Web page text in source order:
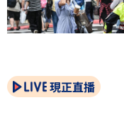
現正直播